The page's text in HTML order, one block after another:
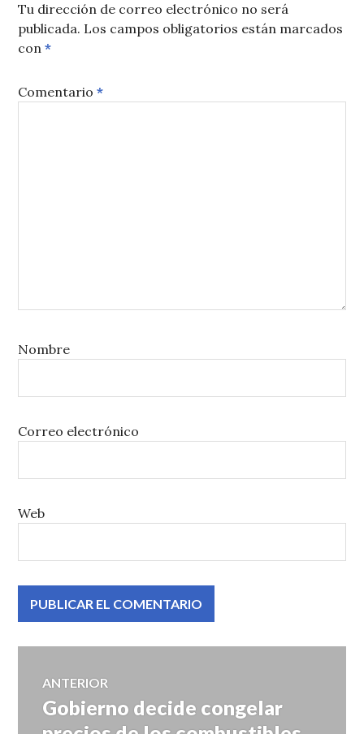
Tu dirección de correo electrónico no será
publicada. Los campos obligatorios están marcados
con*
Comentario*
Nombre
Correo electrónico
Web
Navegación
de
ANTERIOR
Entrada
anterior:
Gobierno decide congelar